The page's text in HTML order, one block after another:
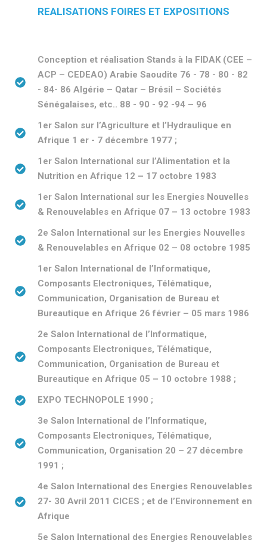
REALISATIONS FOIRES ET EXPOSITIONS
Conception et réalisation Stands à la FIDAK (CEE –
ACP – CEDEAO) Arabie Saoudite 76 - 78 - 80 - 82
- 84- 86 Algérie – Qatar – Brésil – Sociétés
Sénégalaises, etc.. 88 - 90 - 92 -94 – 96
1er Salon sur l’Agriculture et l’Hydraulique en
Afrique 1 er - 7 décembre 1977 ;
1er Salon International sur l’Alimentation et la
Nutrition en Afrique 12 – 17 octobre 1983
1er Salon International sur les Energies Nouvelles
& Renouvelables en Afrique 07 – 13 octobre 1983
2e Salon International sur les Energies Nouvelles
& Renouvelables en Afrique 02 – 08 octobre 1985
1er Salon International de l’Informatique,
Composants Electroniques, Télématique,
Communication, Organisation de Bureau et
Bureautique en Afrique 26 février – 05 mars 1986
2e Salon International de l’Informatique,
Composants Electroniques, Télématique,
Communication, Organisation de Bureau et
Bureautique en Afrique 05 – 10 octobre 1988 ;
EXPO TECHNOPOLE 1990 ;
3e Salon International de l’Informatique,
Composants Electroniques, Télématique,
Communication, Organisation 20 – 27 décembre
1991 ;
4e Salon International des Energies Renouvelables
27- 30 Avril 2011 CICES ; et de l’Environnement en
Afrique
5e Salon International des Energies Renouvelables